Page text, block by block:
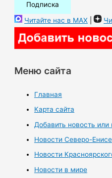
Читайте нас в MAX |
Меню сайта
Главная
Карта сайта
Добавить новость
Новости Северо-
Новости
Новости в мире